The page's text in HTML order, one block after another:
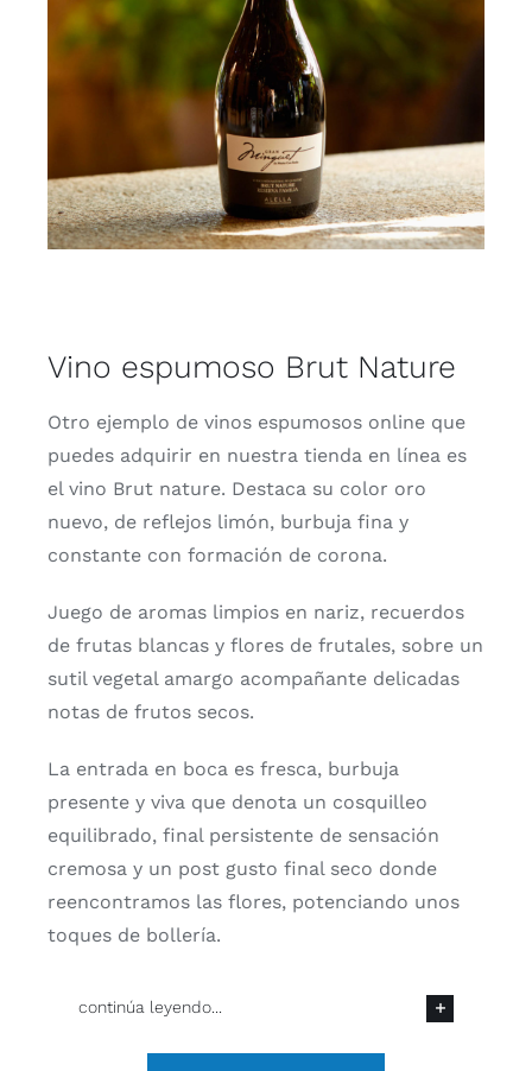
Vino espumoso Brut Nature
Otro ejemplo de vinos espumosos online que
puedes adquirir en nuestra tienda en línea es
el vino Brut nature. Destaca su color oro
nuevo, de reflejos limón, burbuja fina y
constante con formación de corona.
Juego de aromas limpios en nariz, recuerdos
de frutas blancas y flores de frutales, sobre un
sutil vegetal amargo acompañante delicadas
notas de frutos secos.
La entrada en boca es fresca, burbuja
presente y viva que denota un cosquilleo
equilibrado, final persistente de sensación
cremosa y un post gusto final seco donde
reencontramos las flores, potenciando unos
toques de bollería.
continúa leyendo...